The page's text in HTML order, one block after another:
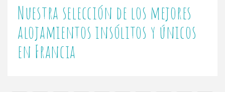
Nuestra selección de los mejores
alojamientos insólitos y únicos
en Francia